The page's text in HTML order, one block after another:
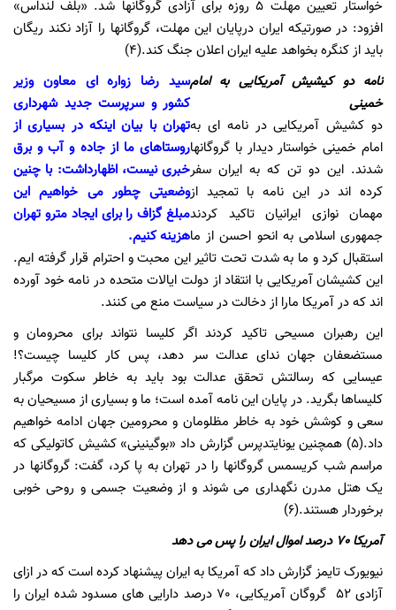
خواستار تعیین مهلت 5 روزه برای آزادی گروگانها شد. «بلف لنداس»
افزود: در صورتیکه ایران درپایان این مهلت، گروگانها را آزاد نکند ریگان
باید از کنگره بخواهد علیه ایران اعلان جنگ کند.(4)
سید رضا زواره ای معاون وزیر
کشور و سرپرست جدید شهرداری
تهران با بیان اینکه در بسیاری از
روستاهای ما از جاده و آب و برق
خبری نیست، اظهارداشت: با چنین
وضعیتی چطور می خواهیم این
مبلغ گزاف را برای ایجاد مترو تهران
هزینه کنیم.
نامه دو کیشیش آمریکایی به امام
خمینی
دو کشیش آمریکایی در نامه ای به
امام خمینی خواستار دیدار با گروگانها
شدند. این دو تن که به ایران سفر
کرده اند در این نامه با تمجید از
مهمان نوازی ایرانیان تاکید کردند
جمهوری اسلامی به انحو احسن از ما
استقبال کرد و ما به شدت تحت تاثیر این محبت و احترام قرار گرفته ایم.
این کشیشان آمریکایی با انتقاد از دولت ایالات متحده در نامه خود آورده
اند که در آمریکا مارا از دخالت در سیاست منع می کنند.
این رهبران مسیحی تاکید کردند اگر کلیسا نتواند برای محرومان و
مستضعفان جهان ندای عدالت سر دهد، پس کار کلیسا چیست؟!
عیسایی که رسالتش تحقق عدالت بود باید به خاطر سکوت مرگبار
کلیساها بگرید. در پایان این نامه آمده است؛ ما و بسیاری از مسیحیان به
سعی و کوشش خود به خاطر مظلومان و محرومین جهان ادامه خواهیم
داد.(5) همچنین یونایتدپرس گزارش داد «بوگینینی» کشیش کاتولیکی که
مراسم شب کریسمس گروگانها را در تهران به پا کرد، گفت: گروگانها در
یک هتل مدرن نگهداری می شوند و از وضعیت جسمی و روحی خوبی
برخوردار هستند.(6)
آمریکا 70 درصد اموال ایران را پس می دهد
نیویورک تایمز گزارش داد که آمریکا به ایران پیشنهاد کرده است که در ازای
آزادی 52 گروگان آمریکایی، 70 درصد دارایی های مسدود شده ایران را